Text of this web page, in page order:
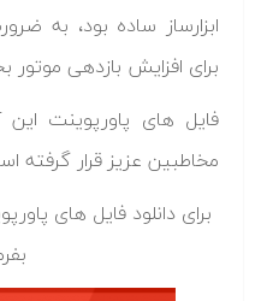
ابزارساز ساده بود، به
برای افزایش بازدهی موتور
فایل های پاورپوینت این
مخاطبین عزیز قرار گرفته
برای دانلود فایل های